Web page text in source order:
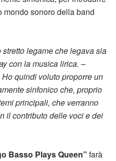
sonoro della band
legame che legava sia
con la musica lirica. –
Ho quindi voluto proporre un
sinfonico che, proprio
principali, che verranno
il contributo delle voci e dei
Basso Plays Queen” farà